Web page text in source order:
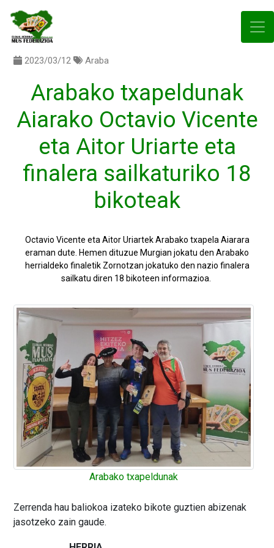
2023/03/12 Araba
Arabako txapeldunak
Aiarako Octavio Vicente
eta Aitor Uriarte eta
finalera sailkaturiko 18
bikoteak
Octavio Vicente eta Aitor Uriartek Arabako txapela Aiarara
eraman dute. Hemen dituzue Murgian jokatu den Arabako
herrialdeko finaletik Zornotzan jokatuko den nazio finalera
sailkatu diren 18 bikoteen informazioa.
Arabako txapeldunak
Zerrenda hau baliokoa izateko bikote guztien abizenak
jasotzeko zain gaude.